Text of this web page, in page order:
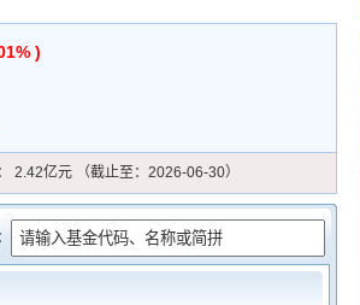
)
2.42亿元 （截止至：2026-06-30）